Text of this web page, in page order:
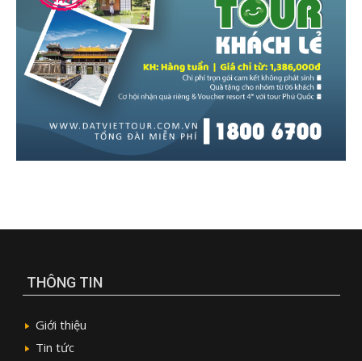
THÔNG TIN
Giới thiệu
Tin tức